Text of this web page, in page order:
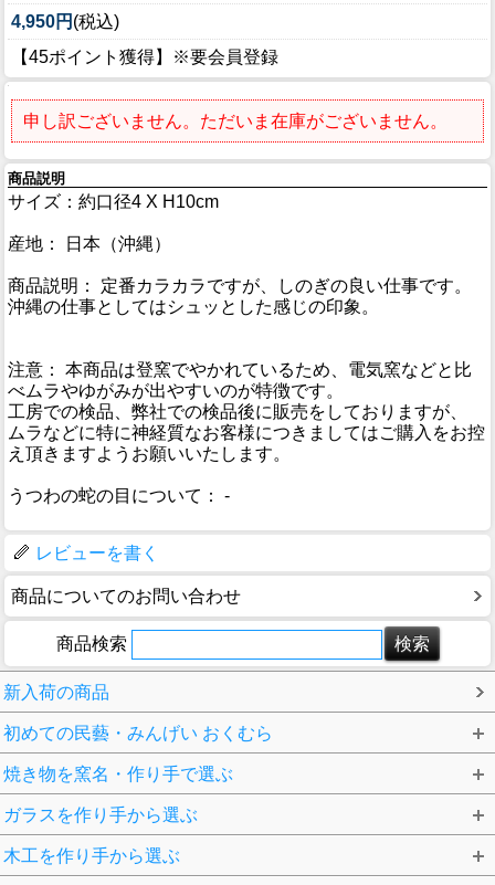
4,950円 (税込)
【45ポイント獲得】※要会員登録
申し訳ございません。ただいま在庫がございません。
商品説明
サイズ：約口径4 X H10cm
産地： 日本（沖縄）
商品説明： 定番カラカラですが、しのぎの良い仕事です。
沖縄の仕事としてはシュッとした感じの印象。
注意： 本商品は登窯でやかれているため、電気窯などと比
べムラやゆがみが出やすいのが特徴です。
工房での検品、弊社での検品後に販売をしておりますが、
ムラなどに特に神経質なお客様につきましてはご購入をお控
え頂きますようお願いいたします。
うつわの蛇の目について： -
レビューを書く
商品についてのお問い合わせ
商品検索
新入荷の商品
初めての民藝・みんげい おくむら
焼き物を窯名・作り手で選ぶ
ガラスを作り手から選ぶ
木工を作り手から選ぶ